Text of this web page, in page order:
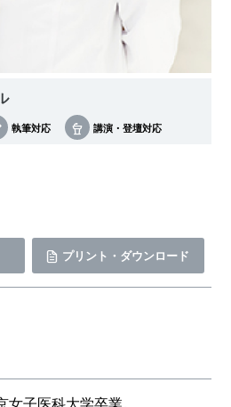
執筆対応 講演・登壇対応
プリント・ダウンロード
子医科大学卒業。